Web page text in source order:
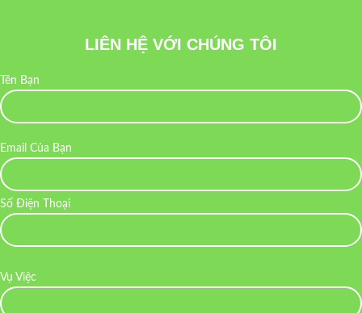
LIÊN HỆ VỚI CHÚNG TÔI
Tên Bạn
Email Của Bạn
Số Điện Thoại
Vụ Việc